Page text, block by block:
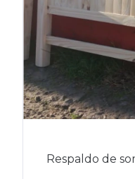
Respaldo de